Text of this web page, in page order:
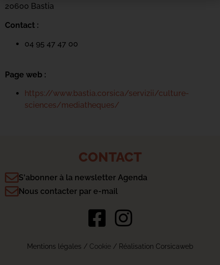
20600 Bastia
Contact :
04 95 47 47 00
Page web :
https://www.bastia.corsica/servizii/culture-
sciences/mediatheques/
CONTACT
S'abonner à la newsletter Agenda
Nous contacter par e-mail
Mentions légales / Cookie/ Réalisation Corsicaweb